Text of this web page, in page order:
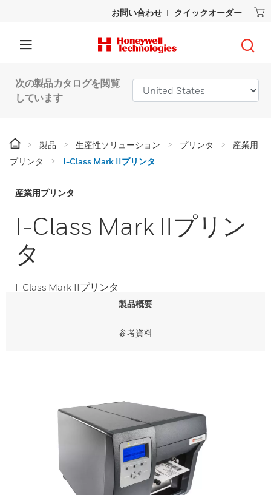
お問い合わせ クイックオーダー
次の製品カタログを閲覧
しています
製品 生産性ソリューション プリンタ
産業用
プリンタ
I-Class Mark IIプリンタ
産業用プリンタ
I-Class Mark IIプリン
タ
I-Class Mark IIプリンタ
製品概要
参考資料